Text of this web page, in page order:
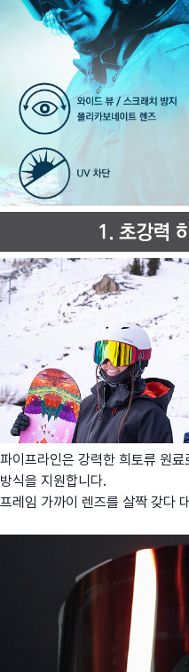
파이프라인은 강력한 희토류 원
방식을 지원합니다.
프레임 가까이 렌즈를 살짝 갖다